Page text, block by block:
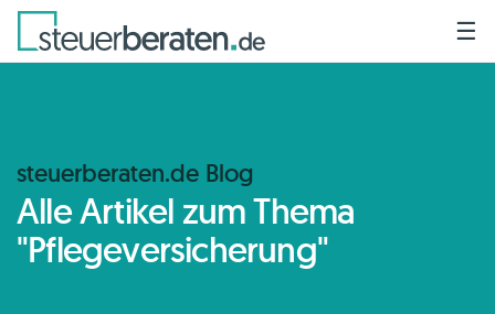
☰
steuerberaten.de Blog
Alle Artikel zum Thema
"Pflegeversicherung"